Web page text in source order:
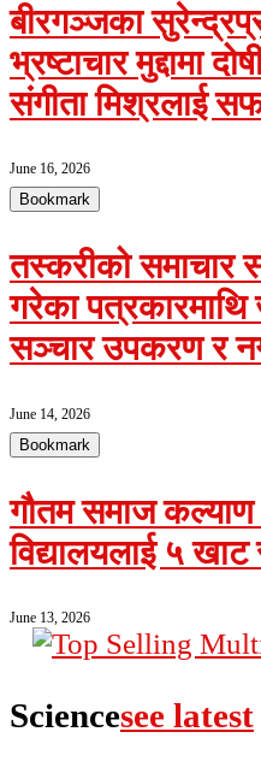
बीरगञ्जका
भ्रष्टाचार मुद्दामा
संगीता मिश्रलाई
June 16, 2026
Bookmark
तस्करीको समाचार
गरेका
सञ्चार उपकरण र
June 14, 2026
Bookmark
गौतम समाज कल्याण
विद्यालयलाई ५
June 13, 2026
Sciencesee latest